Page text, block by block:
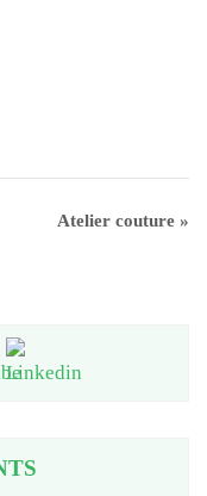
Atelier couture »